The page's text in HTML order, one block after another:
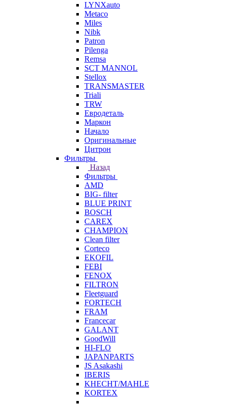
LYNXauto
Metaco
Miles
Nibk
Patron
Pilenga
Remsa
SCT MANNOL
Stellox
TRANSMASTER
Triali
TRW
Евродеталь
Маркон
Начало
Оригинальные
Цитрон
Фильтры
Назад
Фильтры
AMD
BIG- filter
BLUE PRINT
BOSCH
CAREX
CHAMPION
Clean filter
Corteco
EKOFIL
FEBI
FENOX
FILTRON
Fleetguard
FORTECH
FRAM
Francecar
GALANT
GoodWill
HI-FLO
JAPANPARTS
JS Asakashi
IBERIS
KHECHT/MAHLE
KORTEX